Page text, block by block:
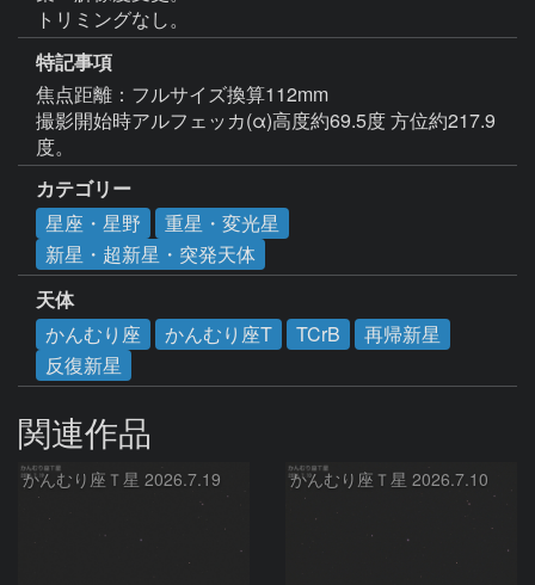
トリミングなし。
特記事項
焦点距離：フルサイズ換算112mm
撮影開始時アルフェッカ(α)高度約69.5度 方位約217.9
度。
カテゴリー
星座・星野
重星・変光星
新星・超新星・突発天体
天体
かんむり座
かんむり座T TCrB
再帰新星
反復新星
関連作品
かんむり座Ｔ星 2026.7.19 かんむり座Ｔ星 2026.7.10